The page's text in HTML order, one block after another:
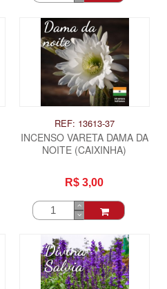
REF: 13613-37
INCENSO VARETA DAMA DA
NOITE (CAIXINHA)
R$ 3,00